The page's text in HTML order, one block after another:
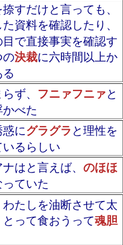
すだけと言っても、
た資料を確認したり、
で直接事実を確認す
の決裁に六時間以上か
ず、 フニァフニァと
べた
にグラグラと理性を
るらしい
はと言えば、 のほほ
ていた
たしを油断させて太
って食おうって魂胆